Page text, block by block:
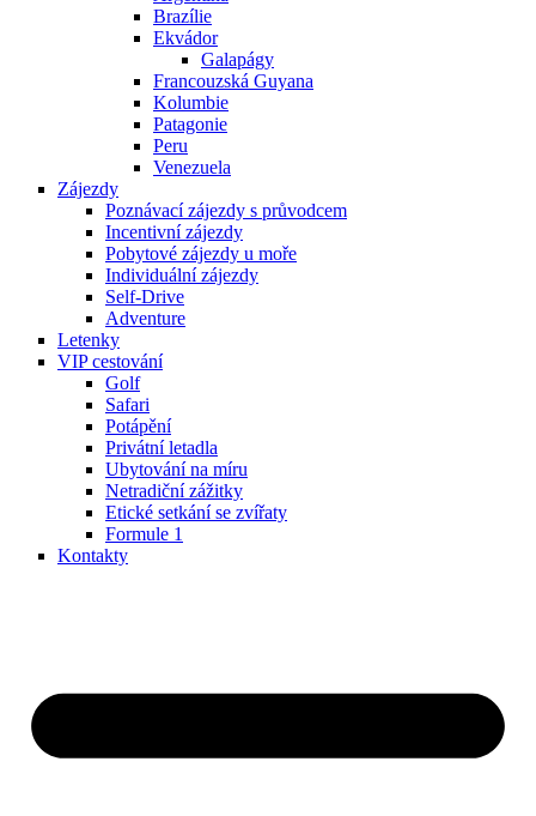
Brazílie
Ekvádor
Galapágy
Francouzská Guyana
Kolumbie
Patagonie
Peru
Venezuela
Zájezdy
Poznávací zájezdy s průvodcem
Incentivní zájezdy
Pobytové zájezdy u moře
Individuální zájezdy
Self-Drive
Adventure
Letenky
VIP cestování
Golf
Safari
Potápění
Privátní letadla
Ubytování na míru
Netradiční zážitky
Etické setkání se zvířaty
Formule 1
Kontakty